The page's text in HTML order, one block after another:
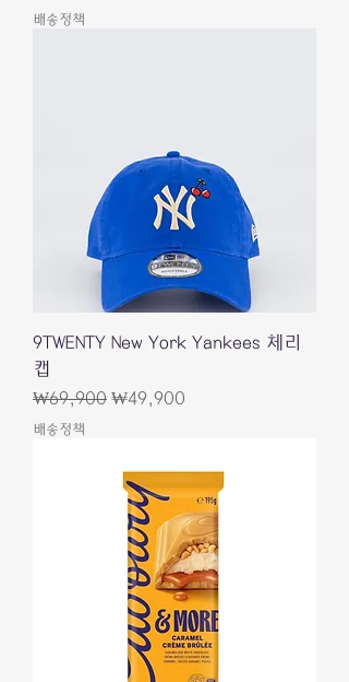
배송정책
9TWENTY New York Yankees 체리
캡
一般價格
₩69,900 促銷價格
₩49,900
배송정책